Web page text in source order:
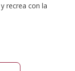
recrea con la